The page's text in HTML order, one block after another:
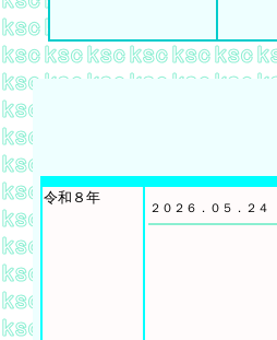
令和８年
２０２６．０５．２４